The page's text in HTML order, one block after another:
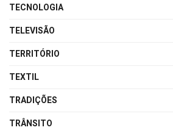
TECNOLOGIA
TELEVISÃO
TERRITÓRIO
TEXTIL
TRADIÇÕES
TRÂNSITO